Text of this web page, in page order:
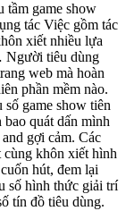
tầm game show
tác Việc gồm tác
xiết nhiều lựa
Người tiêu dùng
web mà hoàn
phần mềm nào.
game show tiên
bao quát dấn mình
gợi cảm. Các
cùng khôn xiết hình
hút, đem lại
số hình thức giải trí
tín đồ tiêu dùng.